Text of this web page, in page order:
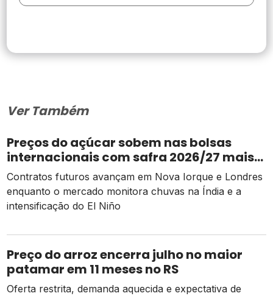
Ver Também
Preços do açúcar sobem nas bolsas
internacionais com safra 2026/27 mais
apertada
Contratos futuros avançam em Nova Iorque e Londres
enquanto o mercado monitora chuvas na Índia e a
intensificação do El Niño
Preço do arroz encerra julho no maior
patamar em 11 meses no RS
Oferta restrita, demanda aquecida e expectativa de